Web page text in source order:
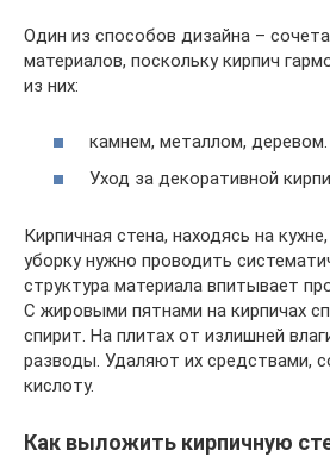
Один из способов дизайна –
материалов, поскольку кирпич
из них:
камнем, металлом, деревом.
Уход за декоративной
Кирпичная стена, находясь на
уборку нужно проводить
структура материала впитывает
С жировыми пятнами на кирпичах
спирит. На плитах от излишней
разводы. Удаляют их средствами,
кислоту.
Как выложить кирпичную